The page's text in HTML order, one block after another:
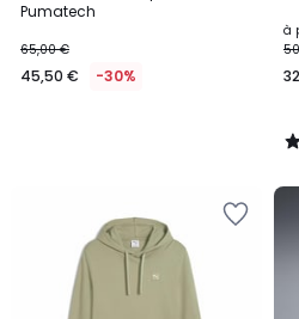
Pumatech
65,00 €
45,50 € -30%
à
/